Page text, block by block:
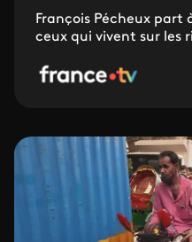
François Pécheux
ceux qui vivent sur les